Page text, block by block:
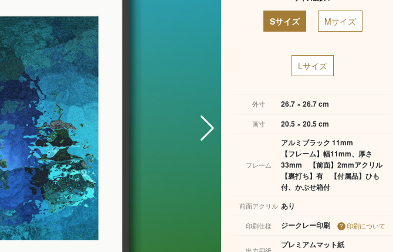
Sサイズ Mサイズ
Lサイズ
外寸 26.7 × 26.7 cm
画寸 20.5 × 20.5 cm
フレーム
アルミブラック 11mm
【フレーム】幅11mm、厚さ
33mm 【前面】2mmアクリル
【裏打ち】有 【付属品】ひも
付、かぶせ箱付
前面アクリル あり
印刷仕様 ジークレー印刷 印刷について
プレミアムマット紙